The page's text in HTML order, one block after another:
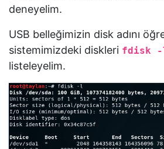
deneyelim.
USB belleğimizin disk adını
sistemimizdeki diskleri fdisk
listeleyelim.